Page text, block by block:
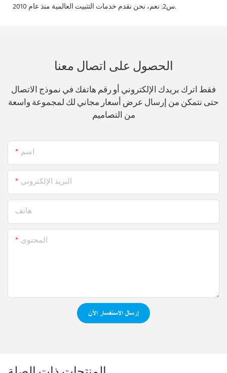
س2: نعم،نحن نقدم خدمات التثبيت العالمية منذ عام 2010.
الحصول على اتصال معنا
فقط اترك بريدك الإلكتروني أو رقم هاتفك في نموذج الاتصال
حتى نتمكن من إرسال عرض أسعار مجاني لك لمجموعة واسعة
من التصاميم
اسم
البريد الإلكتروني
هاتف
المحتوى
إرسال الاستفسار الآن